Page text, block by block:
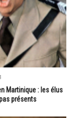
Martinique : les élus
présents